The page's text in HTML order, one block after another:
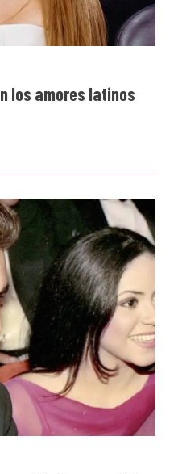
los amores latinos